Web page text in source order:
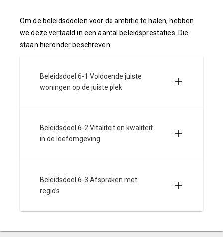
Om de beleidsdoelen voor de ambitie te halen, hebben
we deze vertaald in een aantal beleidsprestaties. Die
staan hieronder beschreven.
Beleidsdoel 6-1 Voldoende juiste
woningen op de juiste plek
Beleidsdoel 6-2 Vitaliteit en kwaliteit
in de leefomgeving
Beleidsdoel 6-3 Afspraken met
regio’s